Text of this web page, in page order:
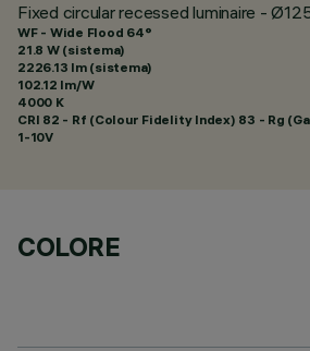
Fixed circular recessed luminaire -
WF - Wide Flood 64°
21.8 W (sistema)
2226.13 lm (sistema)
102.12 lm/W
4000 K
CRI 82 - Rf (Colour Fidelity Index) 83 - Rg
1-10V
COLORE